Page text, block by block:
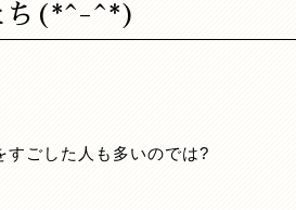
ち(*^-^*)
すごした人も多いのでは?